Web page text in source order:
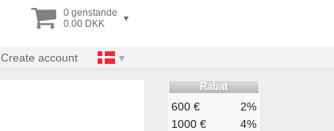
0 genstande
0.00 DKK
▾
Create account
Rabat
600 €
2%
1000 €
4%